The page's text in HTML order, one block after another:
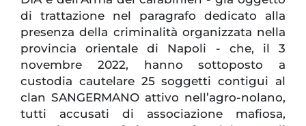
di trattazione nel paragrafo dedicato alla
presenza della criminalità organizzata nella
provincia orientale di Napoli - che, il 3
novembre 2022, hanno sottoposto a
custodia cautelare 25 soggetti contigui al
clan SANGERMANO attivo nell’agro-nolano,
tutti accusati di associazione mafiosa,